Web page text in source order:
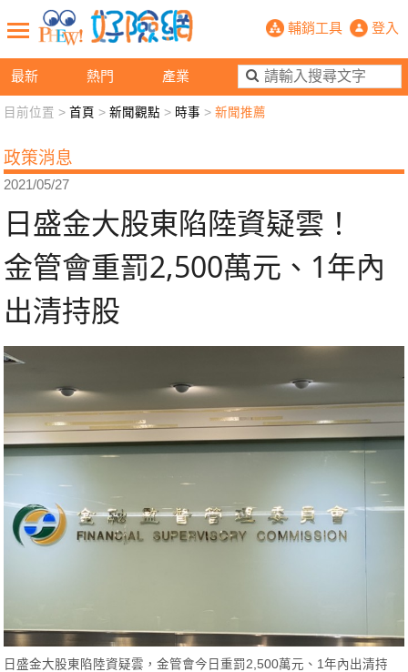
最新 熱門 產業
日盛金大股東陷陸資疑雲！ 金管
輔銷工具 登入
新聞觀點 業務交流 好險懂生活
退休先準備 好險學堂 輔銷工具 活動專區
目前位置 >首頁 >新聞觀點 > 時事 >新聞推薦
政策消息
2021/05/27
日盛金大股東陷陸資疑雲！
金管會重罰2,500萬元、1年內
出清持股
日盛金大股東陷陸資疑雲，金管會今日重罰2,500萬元、1年內出清持